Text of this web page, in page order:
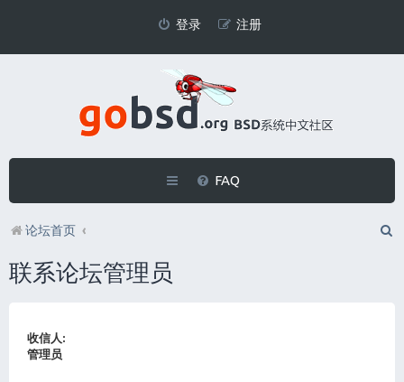
登录 注册
FAQ
论坛首页
联系论坛管理员
收信人:
管理员